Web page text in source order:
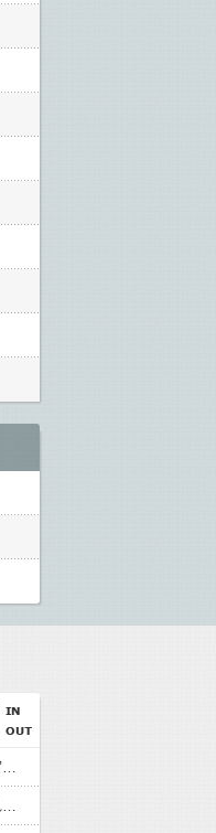
避難所に土足でズカズカと入ってきて勝手に動画や写真を撮影したメディア取材陣、挙句の果てに要求してきたのは……
猛暑の中で意識朦朧となった生中継レポーター、それを某出演者が爆笑しながら現場レポート続行を強制する動画が再注目されて……